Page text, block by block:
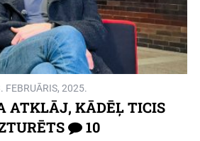
FEBRUĀRIS, 2025.
ATKLĀJ, KĀDĒĻ TICIS
10